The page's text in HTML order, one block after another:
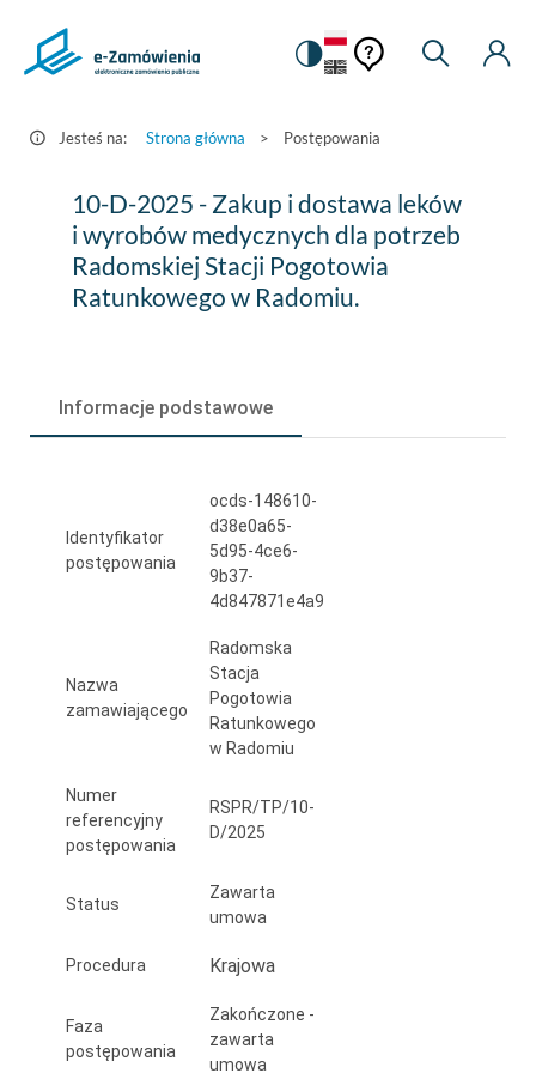
Postępowania
Zamówienia.gov.pl
Zmiana
na
kontrastową
Pomoc
kontekstowa
Pomoc
Moje
Jesteś na: Strona główna > Postępowania
10-
2025
dostawa
wyrobów
medycznych
potrzeb
Radomskiej
Pogotowia
Ratunkowego
10-D-2025 - Zakup i dostawa leków
i wyrobów medycznych dla potrzeb
Radomskiej Stacji Pogotowia
Ratunkowego w Radomiu.
Informacje podstawowe
Identyfikator
postępowania
ocds-148610-
d38e0a65-
5d95-4ce6-
9b37-
4d847871e4a9
Nazwa
zamawiającego
Radomska
Stacja
Pogotowia
Ratunkowego
w Radomiu
Numer
referencyjny
postępowania
RSPR/TP/10-
D/2025
Status
Zawarta
umowa
Procedura Krajowa
Faza
postępowania
Zakończone -
zawarta
umowa